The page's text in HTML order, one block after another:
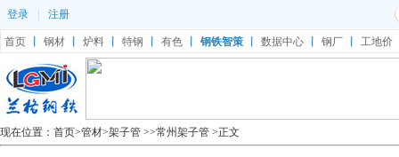
登录 注册
首页 钢材 炉料 特钢 有色 钢铁智策 数据中心 钢厂 工地价
现在位置： 首页>管材>架子管 >>常州架子管 >正文